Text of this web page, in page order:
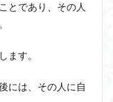
とであり、その人
ます。
には、その人に自